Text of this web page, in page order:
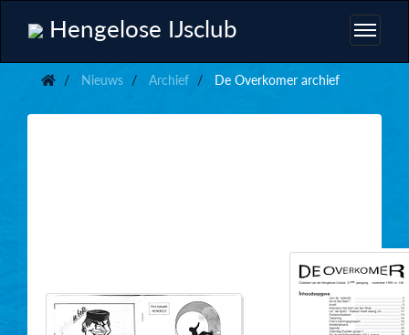
Hengelose IJsclub
Nieuws Archief De Overkomer archief